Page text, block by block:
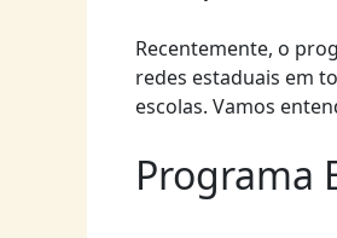
Recentemente, o
redes estaduais em
escolas. Vamos
Programa